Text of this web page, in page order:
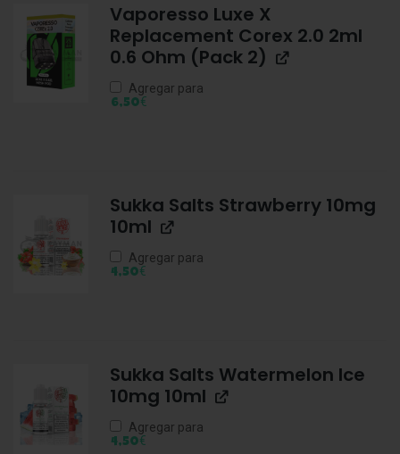
Vaporesso Luxe X
Replacement Corex 2.0 2ml
0.6 Ohm (Pack 2)
Agregar para
6,50€
Sukka Salts Strawberry 10mg
10ml
Agregar para
4,50€
Sukka Salts Watermelon Ice
10mg 10ml
Agregar para
4,50€